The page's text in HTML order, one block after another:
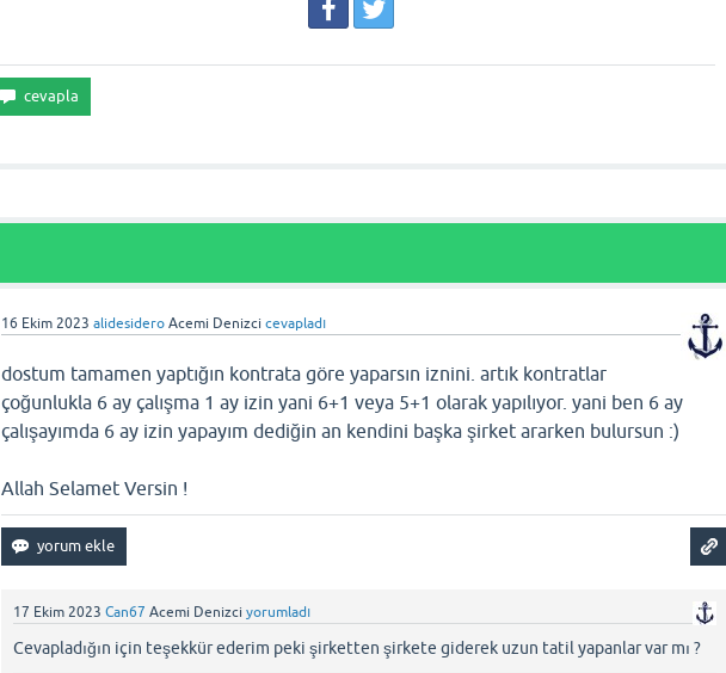
16 Ekim 2023 alidesidero Acemi Denizci cevapladı
dostum tamamen yaptığın kontrata göre yaparsın iznini. artık kontratlar
çoğunlukla 6 ay çalışma 1 ay izin yani 6+1 veya 5+1 olarak yapılıyor. yani ben 6 ay
çalışayımda 6 ay izin yapayım dediğin an kendini başka şirket ararken bulursun :)
Allah Selamet Versin !
17 Ekim 2023 Can67 Acemi Denizci yorumladı
Cevapladığın için teşekkür ederim peki şirketten şirkete giderek uzun tatil yapanlar var mı ?